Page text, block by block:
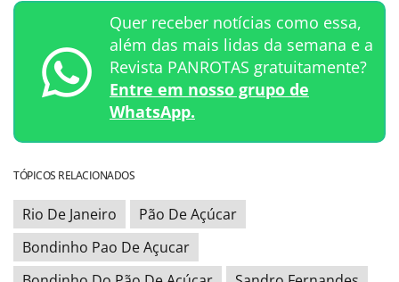
Quer receber notícias como essa,
além das mais lidas da semana e a
Revista PANROTAS gratuitamente?
Entre em nosso grupo de
WhatsApp.
TÓPICOS RELACIONADOS
Rio De Janeiro
Pão De Açúcar
Bondinho Pao De Açucar